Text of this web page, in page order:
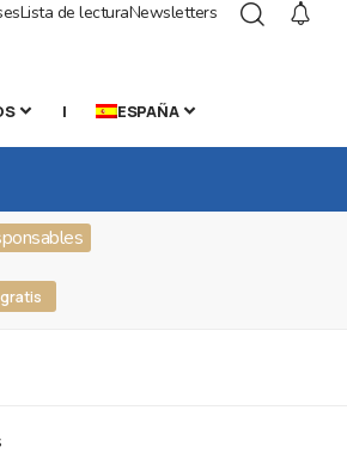
Lista de lecturaNewsletters
| ESPAÑA